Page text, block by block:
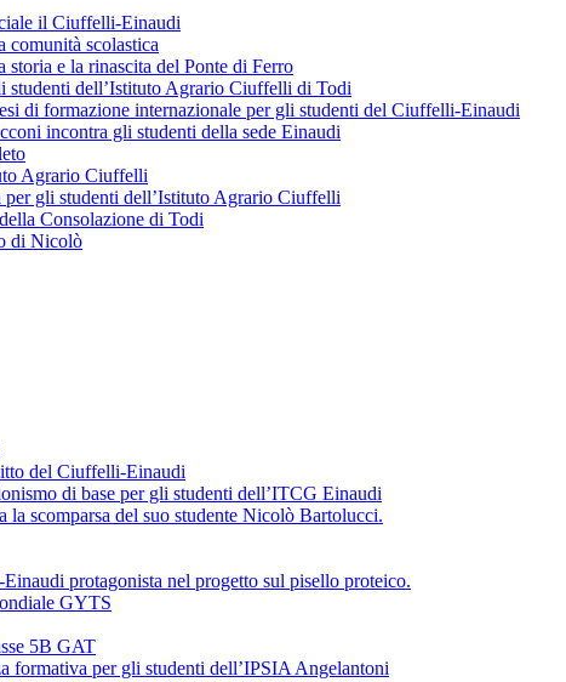
il Ciuffelli-Einaudi
comunità scolastica
e la rinascita del Ponte di Ferro
studenti dell’Istituto Agrario Ciuffelli di Todi
di formazione internazionale per gli studenti del Ciuffelli-Einaudi
incontra gli studenti della sede Einaudi
Agrario Ciuffelli
gli studenti dell’Istituto Agrario Ciuffelli
Consolazione di Todi
di Nicolò
del Ciuffelli-Einaudi
di base per gli studenti dell’ITCG Einaudi
scomparsa del suo studente Nicolò Bartolucci.
protagonista nel progetto sul pisello proteico.
GYTS
5B GAT
formativa per gli studenti dell’IPSIA Angelantoni